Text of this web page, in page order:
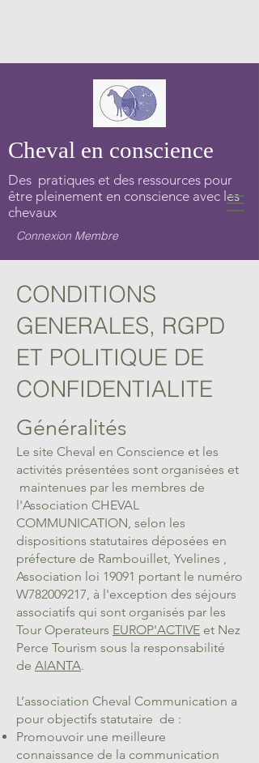
Cheval en conscience
Des pratiques et des ressources pour
être pleinement en conscience avec les
chevaux
Connexion Membre
CONDITIONS
GENERALES, RGPD
ET POLITIQUE DE
CONFIDENTIALITE
Généralités
Le site Cheval en Conscience et les
activités présentées sont organisées et
maintenues par les membres de
l'Association CHEVAL
COMMUNICATION, selon les
dispositions statutaires déposées en
préfecture de Rambouillet, Yvelines ,
Association loi 19091 portant le numéro
W782009217, à l'exception des séjours
associatifs qui sont organisés par les
Tour Operateurs EUROP'ACTIVE et Nez
Perce Tourism sous la responsabilité
de AIANTA.
L’association Cheval Communication a
pour objectifs statutaire de :
Promouvoir une meilleure
connaissance de la communication